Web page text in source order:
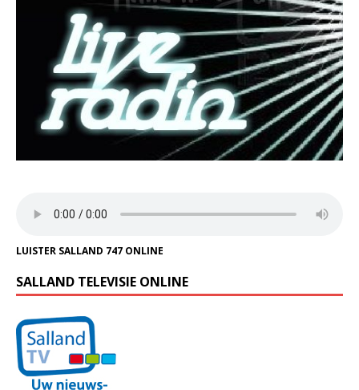
LUISTER SALLAND 747 ONLINE
SALLAND TELEVISIE ONLINE